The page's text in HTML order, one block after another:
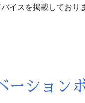
イスを掲載してお
ーション